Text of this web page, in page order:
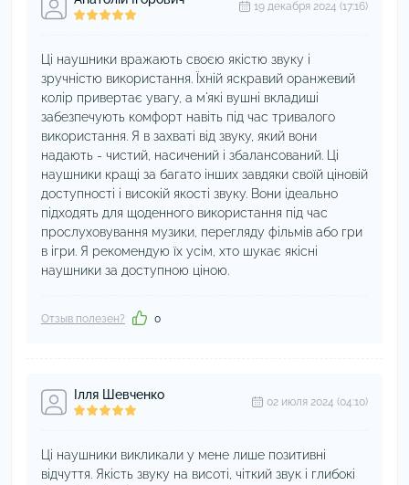
19 декабря 2024 (17:16)
Ці наушники вражають своєю якістю звуку і
зручністю використання. Їхній яскравий оранжевий
колір привертає увагу, а м'які вушні вкладиші
забезпечують комфорт навіть під час тривалого
використання. Я в захваті від звуку, який вони
надають - чистий, насичений і збалансований. Ці
наушники кращі за багато інших завдяки своїй ціновій
доступності і високій якості звуку. Вони ідеально
підходять для щоденного використання під час
прослуховування музики, перегляду фільмів або гри
в ігри. Я рекомендую їх усім, хто шукає якісні
наушники за доступною ціною.
Отзыв полезен? 0
Ілля Шевченко 02 июля 2024 (04:10)
Ці наушники викликали у мене лише позитивні
відчуття. Якість звуку на висоті, чіткий звук і глибокі